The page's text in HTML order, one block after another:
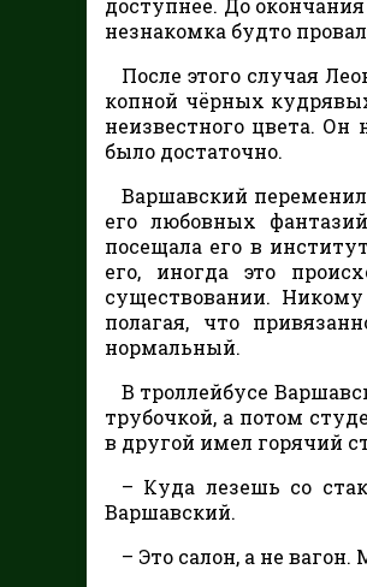
доступнее. До
незнакомка будто
После этого случая
копной чёрных
неизвестного цвета. Он
было достаточно.
Варшавский
его любовных
посещала его в
его, иногда это
существовании.
полагая, что
нормальный.
В троллейбусе
трубочкой, а потом
в другой имел горячий
– Куда лезешь со
Варшавский.
– Это салон, а не